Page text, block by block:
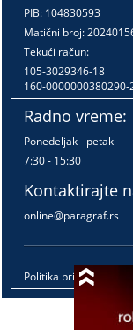
PIB: 104830593
Matični broj:
Tekući račun:
105-3029346-18
160-0000000380290-
Radno vreme:
Ponedeljak - petak
7:30 - 15:30
Kontaktirajte
online@paragraf.rs
Politika privatnosti